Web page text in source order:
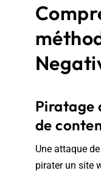
Piratage
de
Une attaque
pirater un site